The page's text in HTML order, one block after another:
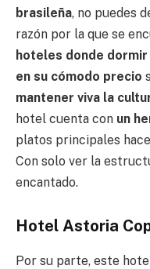
brasileña, no puedes
razón por la que se
hoteles donde
en su cómodo precio
mantener viva la
hotel cuenta con un
platos principales
Con solo ver la
encantado.
Hotel Astoria
Por su parte, este